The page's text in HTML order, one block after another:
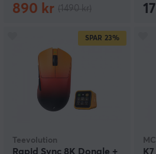
890 kr
SPAR 23%
Teevolution
Rapid Sync 8K Dongle +